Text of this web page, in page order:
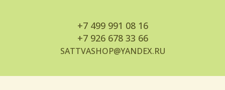
+7 499 991 08 16
+7 926 678 33 66
SATTVASHOP@YANDEX.RU